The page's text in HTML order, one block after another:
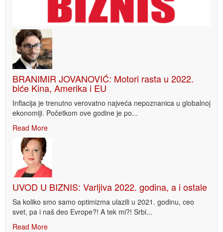
BRANIMIR JOVANOVIĆ: Motori rasta u 2022.
biće Kina, Amerika i EU
Inflacija je trenutno verovatno najveća nepoznanica u globalnoj
ekonomiji. Početkom ove godine je po...
Read More
UVOD U BIZNIS: Varljiva 2022. godina, a i ostale
Sa koliko smo samo optimizma ulazili u 2021. godinu, ceo
svet, pa i naš deo Evrope?! A tek mi?! Srbi...
Read More